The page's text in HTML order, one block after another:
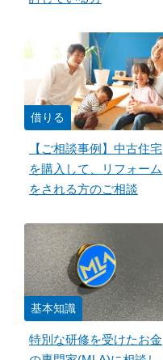
借りる
【ご相談事例】中古住宅
を購入して、リフォーム
をされる方のご相談
基本知識
特別な研修を受けたお金